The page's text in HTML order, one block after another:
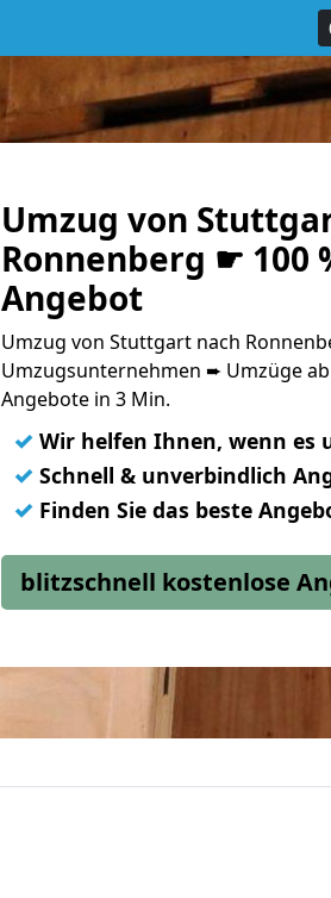
Umzug von
Ronnenberg ☛ 100
Angebot
Umzug von Stuttgart nach
Umzugsunternehmen ➨ Umzüge
Angebote in 3 Min.
✓ Wir helfen Ihnen, wenn es
✓ Schnell & unverbindlich
✓ Finden Sie das beste
blitzschnell kostenlose